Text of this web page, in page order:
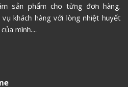
sản phẩm cho từng đơn hàng.
khách hàng với lòng nhiệt huyết
mình....